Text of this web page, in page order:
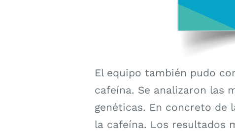
El equipo también pudo
cafeína. Se analizaron las
genéticas. En concreto de
la cafeína. Los resultados